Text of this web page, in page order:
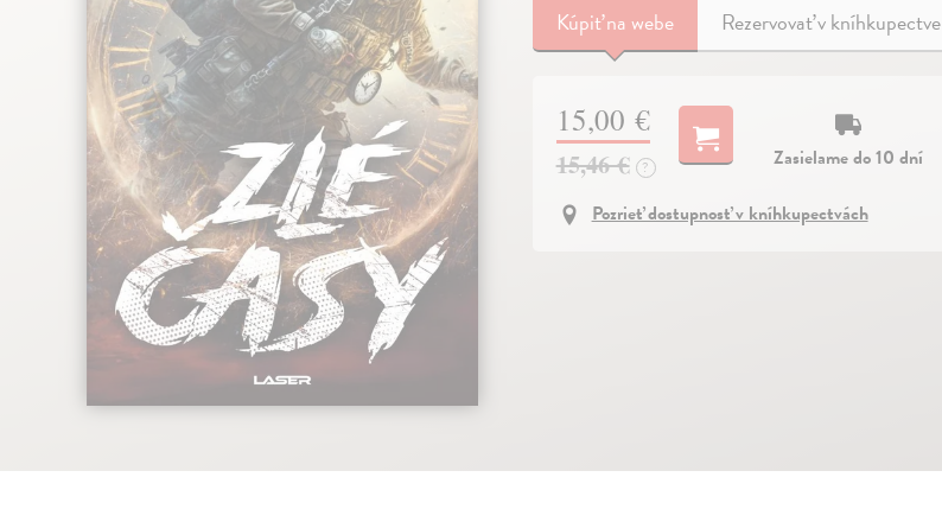
Kúpiťna webe Rezervovať v kníhkupectve
15,00 €
15,46 € ?
Zasielame do 10 dní
Pozrieť dostupnosť v kníhkupectvách